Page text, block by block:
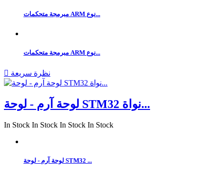
مبرمجة متحكمات ARM نوع...
مبرمجة متحكمات ARM نوع...
 نظرة سريعة
لوحة آرم - لوحة STM32 نواة...
In Stock In Stock In Stock In Stock
لوحة آرم - لوحة STM32 ...